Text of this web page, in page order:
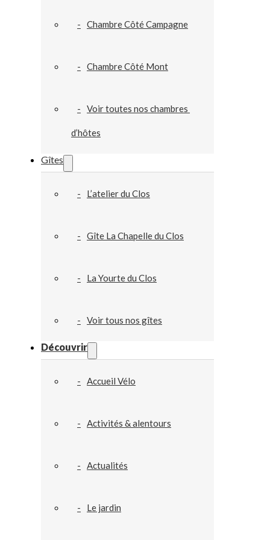
Chambre Côté Campagne
Chambre Côté Mont
Voir toutes nos chambres
d’hôtes
Gîtes
L’atelier du Clos
Gîte La Chapelle du Clos
La Yourte du Clos
Voir tous nos gîtes
Découvrir
Accueil Vélo
Activités & alentours
Actualités
Le jardin